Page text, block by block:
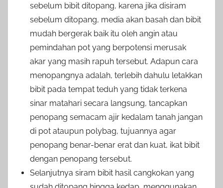
sebelum bibit ditopang, karena jika disiram
sebelum ditopang, media akan basah dan bibit
mudah bergerak baik itu oleh angin atau
pemindahan pot yang berpotensi merusak
akar yang masih rapuh tersebut. Adapun cara
menopangnya adalah, terlebih dahulu letakkan
bibit pada tempat teduh yang tidak terkena
sinar matahari secara langsung, tancapkan
penopang semacam ajir kedalam tanah jangan
di pot ataupun polybag, tujuannya agar
penopang benar-benar erat dan kuat, ikat bibit
dengan penopang tersebut.
Selanjutnya siram bibit hasil cangkokan yang